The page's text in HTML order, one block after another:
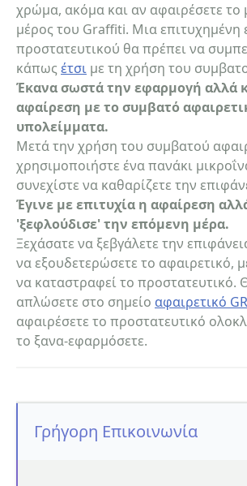
χρώμα, ακόμα και αν αφαιρέσετε το
μέρος του Graffiti. Μια επιτυχημένη
προστατευτικού θα πρέπει να
κάπως έτσι με τη χρήση του
Έκανα σωστά την εφαρμογή αλλά
αφαίρεση με το συμβατό
υπολείμματα.
Μετά την χρήση του συμβατού
χρησιμοποιήστε ένα πανάκι
συνεχίστε να καθαρίζετε την
Έγινε με επιτυχία η αφαίρεση
'ξεφλούδισε' την επόμενη μέρα.
Ξεχάσατε να ξεβγάλετε την
να εξουδετερώσετε το αφαιρετικό,
να καταστραφεί το προστατευτικό.
απλώσετε στο σημείο αφαιρετικό
αφαιρέσετε το προστατευτικό
το ξανα-εφαρμόσετε.
Γρήγορη Επικοινωνία